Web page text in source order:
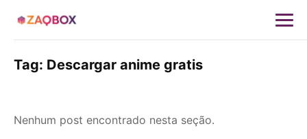
Tag: Descargar anime gratis
Nenhum post encontrado nesta seção.